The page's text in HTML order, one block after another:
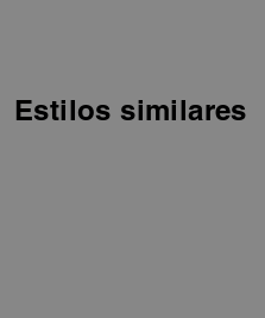
Estilos similares